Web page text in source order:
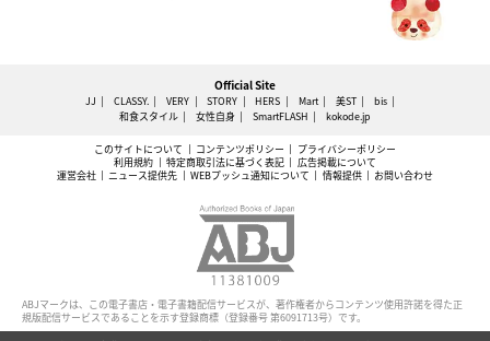
Official Site
JJ CLASSY. VERY STORY HERS Mart 美ST
bis
和食スタイル
女性自身 SmartFLASH kokode.jp
このサイトについて コンテンツポリシー
プライバシーポリシー
利用規約
特定商取引法に基づく表記
広告掲載について
運営会社
ニュース提供先 WEBプッシュ通知について 情報提供 お問い合わせ
ABJマークは、この電子書店・電子書籍配信サービスが、著作権者からコンテンツ使用許諾を得た正
規版配信サービスであることを示す登録商標（登録番号 第6091713号）です。